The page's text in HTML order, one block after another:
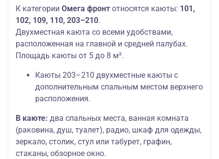
К категории Омега фронт относятся каюты: 101,
102, 109, 110, 203–210.
Двухместная каюта со всеми удобствами,
расположенная на главной и средней палубах.
Площадь каюты от 5 до 8 м².
Каюты 203–210 двухместные каюты с
дополнительным спальным местом верхнего
расположения.
В каюте: два спальных места, ванная комната
(раковина, душ, туалет), радио, шкаф для одежды,
зеркало, столик, стул или табурет, графин,
стаканы, обзорное окно.